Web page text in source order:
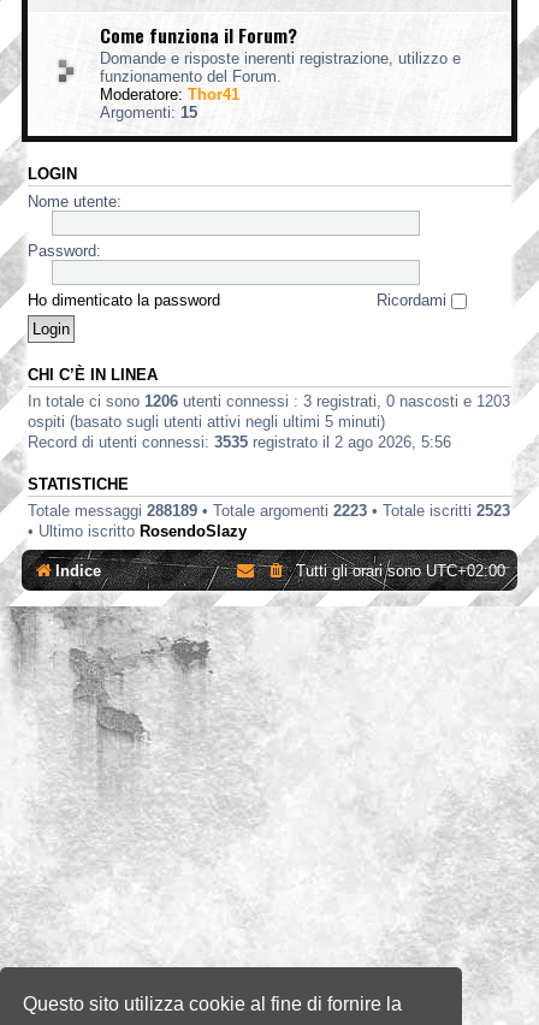
Questo sito utilizza cookie al fine di fornire la
Come funziona il Forum?
Domande e risposte inerenti registrazione, utilizzo e
funzionamento del Forum.
Moderatore: Thor41
Argomenti: 15
LOGIN
Nome utente:
Password:
Ho dimenticato la password Ricordami
CHI C’È IN LINEA
In totale ci sono 1206 utenti connessi : 3 registrati, 0 nascosti e 1203
ospiti (basato sugli utenti attivi negli ultimi 5 minuti)
Record di utenti connessi: 3535 registrato il 2 ago 2026, 5:56
STATISTICHE
Totale messaggi 288189 • Totale argomenti 2223 • Totale iscritti 2523
• Ultimo iscritto RosendoSlazy
Indice Tutti gli orari sonoUTC+02:00